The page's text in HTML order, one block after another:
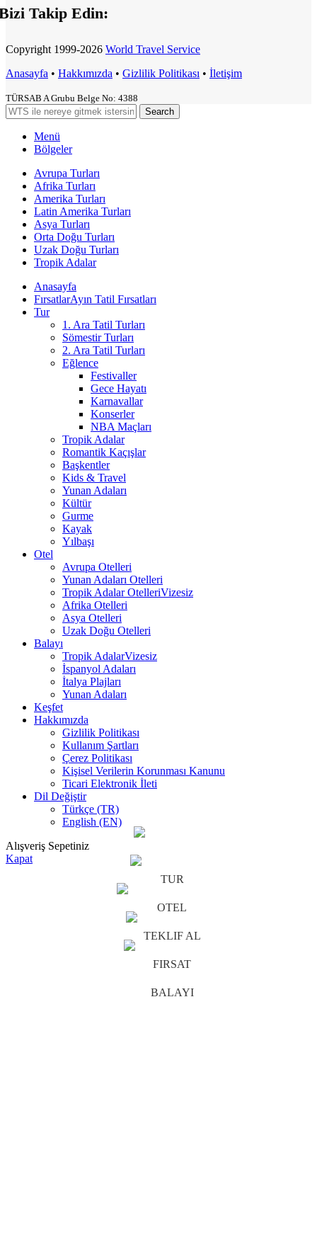
Takip Edin:
Copyright 1999-2026 World Travel Service
Anasayfa • Hakkımızda • Gizlilik Politikası • İletişim
TÜRSAB A Grubu Belge No: 4388
Search
Menü
Bölgeler
Avrupa Turları
Afrika Turları
Amerika Turları
Latin Amerika Turları
Asya Turları
Orta Doğu Turları
Uzak Doğu Turları
Tropik Adalar
Anasayfa
FırsatlarAyın Tatil Fırsatları
Tur
1. Ara Tatil Turları
Sömestir Turları
2. Ara Tatil Turları
Eğlence
Festivaller
Gece Hayatı
Karnavallar
Konserler
NBA Maçları
Tropik Adalar
Romantik Kaçışlar
Başkentler
Kids & Travel
Yunan Adaları
Kültür
Gurme
Kayak
Yılbaşı
Otel
Avrupa Otelleri
Yunan Adaları Otelleri
Tropik Adalar OtelleriVizesiz
Afrika Otelleri
Asya Otelleri
Uzak Doğu Otelleri
Balayı
Tropik AdalarVizesiz
İspanyol Adaları
İtalya Plajları
Yunan Adaları
Keşfet
Hakkımızda
Gizlilik Politikası
Kullanım Şartları
Çerez Politikası
Kişisel Verilerin Korunması Kanunu
Ticari Elektronik İleti
Dil Değiştir
Türkçe (TR)
English (EN)
Alışveriş Sepetiniz
Kapat
TUR
OTEL
TEKLIF AL
FIRSAT
BALAYI